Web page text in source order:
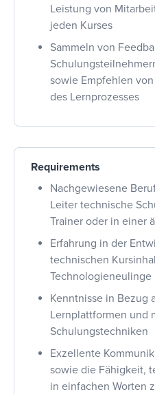
Leistung von
jeden Kurses
Sammeln von
sowie Empfehlen
des Lernprozesses
Requirements
Nachgewiesene
Leiter technische
Trainer oder in einer
Erfahrung in der
technischen
Technologieneulinge
Kenntnisse in Bezug
Lernplattformen und
Schulungstechniken
Exzellente
sowie die Fähigkeit,
in einfachen Worten